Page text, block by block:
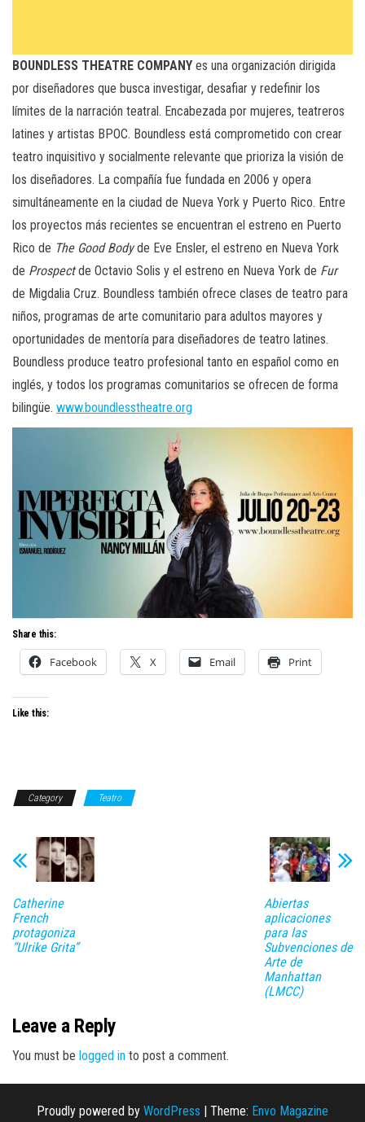
BOUNDLESS THEATRE COMPANY es una organización dirigida
por diseñadores que busca investigar, desafiar y redefinir los
límites de la narración teatral. Encabezada por mujeres, teatreros
latines y artistas BPOC. Boundless está comprometido con crear
teatro inquisitivo y socialmente relevante que prioriza la visión de
los diseñadores. La compañía fue fundada en 2006 y opera
simultáneamente en la ciudad de Nueva York y Puerto Rico. Entre
los proyectos más recientes se encuentran el estreno en Puerto
Rico de The Good Bodyde Eve Ensler, el estreno en Nueva York
de Prospectde Octavio Solis y el estreno en Nueva York de Fur
de Migdalia Cruz. Boundless también ofrece clases de teatro para
niños, programas de arte comunitario para adultos mayores y
oportunidades de mentoría para diseñadores de teatro latines.
Boundless produce teatro profesional tanto en español como en
inglés, y todos los programas comunitarios se ofrecen de forma
bilingüe. www.boundlesstheatre.org
Share this:
Facebook X Email Print
Like this:
Category Teatro
Catherine
French
protagoniza
“Ulrike Grita”
Abiertas
aplicaciones
para las
Subvenciones de
Arte de
Manhattan
(LMCC)
Leave a Reply
You must be logged in to post a comment.
Proudly powered by WordPress | Theme: Envo Magazine